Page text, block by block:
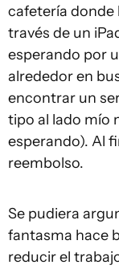
cafetería donde
través de un
esperando por
alrededor en
encontrar un
tipo al lado mío
esperando). Al
reembolso.
Se pudiera
fantasma hace
reducir el